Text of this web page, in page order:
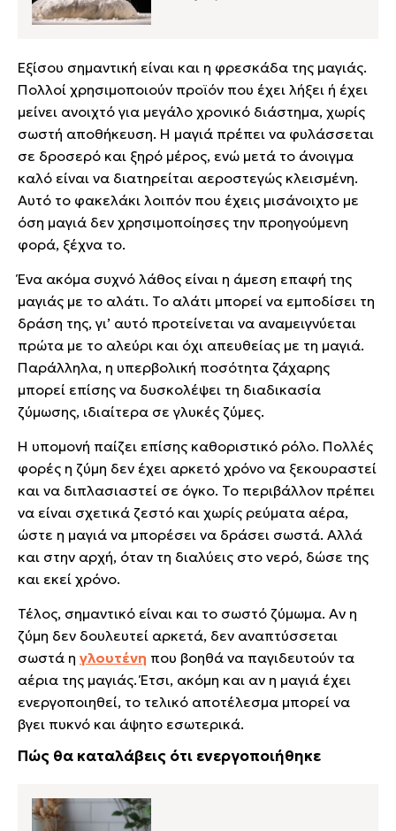
Εξίσου σημαντική είναι και η φρεσκάδα της μαγιάς.
Πολλοί χρησιμοποιούν προϊόν που έχει λήξει ή έχει
μείνει ανοιχτό για μεγάλο χρονικό διάστημα, χωρίς
σωστή αποθήκευση. Η μαγιά πρέπει να φυλάσσεται
σε δροσερό και ξηρό μέρος, ενώ μετά το άνοιγμα
καλό είναι να διατηρείται αεροστεγώς κλεισμένη.
Αυτό το φακελάκι λοιπόν που έχεις μισάνοιχτο με
όση μαγιά δεν χρησιμοποίησες την προηγούμενη
φορά, ξέχνα το.
Ένα ακόμα συχνό λάθος είναι η άμεση επαφή της
μαγιάς με το αλάτι. Το αλάτι μπορεί να εμποδίσει τη
δράση της, γι’ αυτό προτείνεται να αναμειγνύεται
πρώτα με το αλεύρι και όχι απευθείας με τη μαγιά.
Παράλληλα, η υπερβολική ποσότητα ζάχαρης
μπορεί επίσης να δυσκολέψει τη διαδικασία
ζύμωσης, ιδιαίτερα σε γλυκές ζύμες.
Η υπομονή παίζει επίσης καθοριστικό ρόλο. Πολλές
φορές η ζύμη δεν έχει αρκετό χρόνο να ξεκουραστεί
και να διπλασιαστεί σε όγκο. Το περιβάλλον πρέπει
να είναι σχετικά ζεστό και χωρίς ρεύματα αέρα,
ώστε η μαγιά να μπορέσει να δράσει σωστά. Αλλά
και στην αρχή, όταν τη διαλύεις στο νερό, δώσε της
και εκεί χρόνο.
Τέλος, σημαντικό είναι και το σωστό ζύμωμα. Αν η
ζύμη δεν δουλευτεί αρκετά, δεν αναπτύσσεται
σωστά η γλουτένη που βοηθά να παγιδευτούν τα
αέρια της μαγιάς. Έτσι, ακόμη και αν η μαγιά έχει
ενεργοποιηθεί, το τελικό αποτέλεσμα μπορεί να
βγει πυκνό και άψητο εσωτερικά.
Πώς θα καταλάβεις ότι ενεργοποιήθηκε